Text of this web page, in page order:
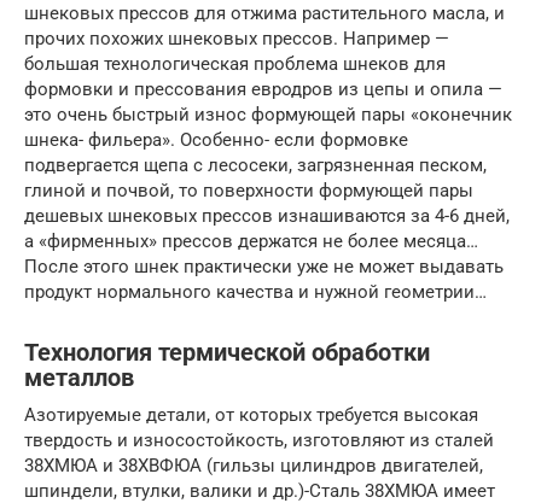
шнековых прессов для отжима растительного масла, и
прочих похожих шнековых прессов. Например —
большая технологическая проблема шнеков для
формовки и прессования евродров из цепы и опила —
это очень быстрый износ формующей пары «оконечник
шнека- фильера». Особенно- если формовке
подвергается щепа с лесосеки, загрязненная песком,
глиной и почвой, то поверхности формующей пары
дешевых шнековых прессов изнашиваются за 4-6 дней,
а «фирменных» прессов держатся не более месяца…
После этого шнек практически уже не может выдавать
продукт нормального качества и нужной геометрии…
Технология термической обработки
металлов
Азотируемые детали, от которых требуется высокая
твердость и износостойкость, изготовляют из сталей
38ХМЮА и 38ХВФЮА (гильзы цилиндров двигателей,
шпиндели, втулки, валики и др.)-Сталь 38ХМЮА имеет